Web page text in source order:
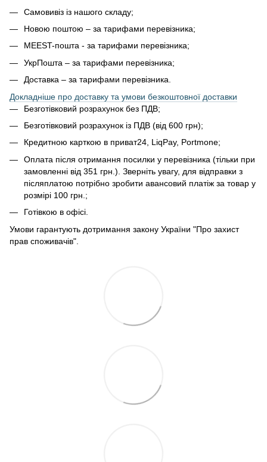
Самовивіз із нашого складу;
Новою поштою – за тарифами перевізника;
MEEST-пошта - за тарифами перевізника;
УкрПошта – за тарифами перевізника;
Доставка – за тарифами перевізника.
Докладніше про доставку та умови безкоштовної доставки
Безготівковий розрахунок без ПДВ;
Безготівковий розрахунок із ПДВ (від 600 грн);
Кредитною карткою в приват24, LiqPay, Portmone;
Оплата після отримання посилки у перевізника (тільки при
замовленні від 351 грн.). Зверніть увагу, для відправки з
післяплатою потрібно зробити авансовий платіж за товар у
розмірі 100 грн.;
Готівкою в офісі.
Умови гарантують дотримання закону України "Про захист
прав споживачів".